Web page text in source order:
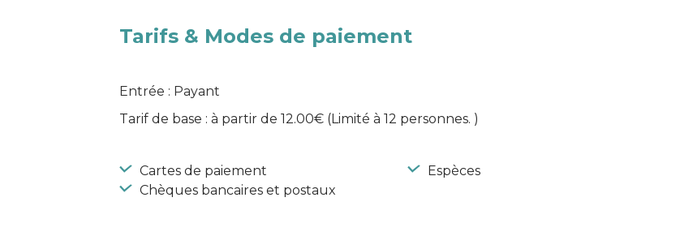
Tarifs & Modes de paiement
Entrée : Payant
Tarif de base : à partir de 12.00€ (Limité à 12 personnes. )
Cartes de paiement
Chèques bancaires et postaux
Espèces